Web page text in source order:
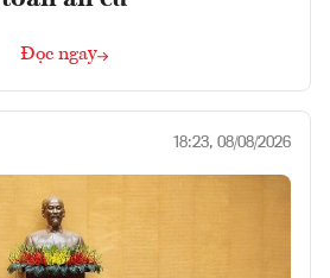
Đọc ngay
18:23, 08/08/2026